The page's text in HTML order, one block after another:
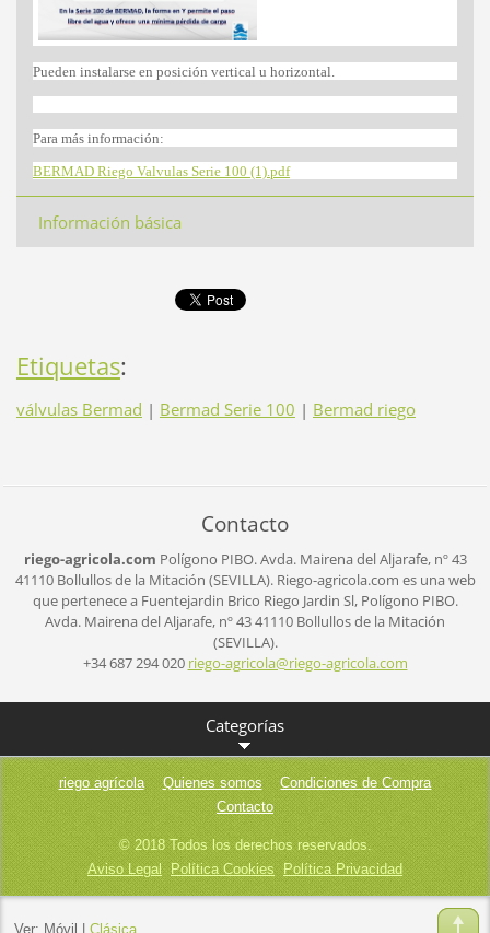
Pueden instalarse en posición vertical u horizontal.
Para más información:
BERMAD Riego Valvulas Serie 100 (1).pdf
Información básica
Etiquetas:
válvulas Bermad | Bermad Serie 100 | Bermad riego
Contacto
riego-agricola.com Polígono PIBO.Avda. Mairena del Aljarafe, nº 43
41110 Bollullos de la Mitación (SEVILLA). Riego-agricola.com es una web
que pertenece a Fuentejardin Brico Riego Jardin Sl,Polígono PIBO.
Avda. Mairena del Aljarafe, nº 4341110 Bollullos de la Mitación
(SEVILLA).
+34 687 294 020 riego-agricola@riego-agricola.com
Categorías
riego agrícola Quienes somos
Condiciones de Compra
Contacto
© 2018 Todos los derechos reservados.
Aviso Legal Política Cookies Política Privacidad
Ver: Móvil Clásica